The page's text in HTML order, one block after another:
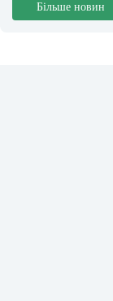
Більше новин